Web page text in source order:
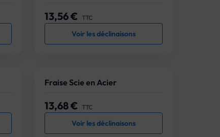
Prix
13,56 € TTC
Voir les déclinaisons
Fraise Scie en Acier
Prix
13,68 € TTC
Voir les déclinaisons